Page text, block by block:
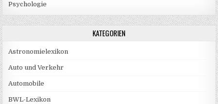
Psychologie
KATEGORIEN
Astronomielexikon
Auto und Verkehr
Automobile
BWL-Lexikon